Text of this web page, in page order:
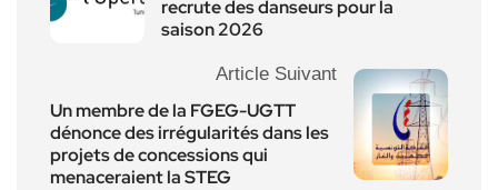
recrute des danseurs pour la
saison 2026
Article Suivant
Un membre de la FGEG-UGTT
dénonce des irrégularités dans les
projets de concessions qui
menaceraient la STEG